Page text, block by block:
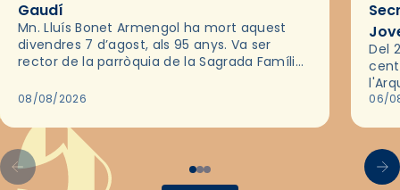
Gaudí
Mn. Lluís Bonet Armengol ha mort aquest
divendres 7 d’agost, als 95 anys. Va ser
rector de la parròquia de la Sagrada Família
2018,…
08/08/2026
Del
les
06/